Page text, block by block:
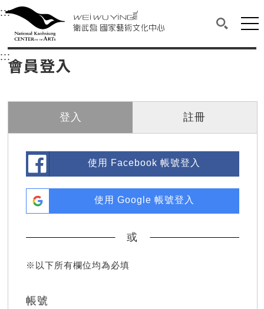
衛武營國家藝術文化中心
中央內容區塊，為本頁主要內容區。
:::選單連結區塊，此區塊列有本網站主要連結。
衛武營國家藝術文化中心
搜尋(開
網
::: 中央內容區塊，為本頁主要內容區。
會員登入
登入 註冊
使用 Facebook 帳號登入
使用 Google 帳號登入
或
※以下所有欄位均為必填
帳號